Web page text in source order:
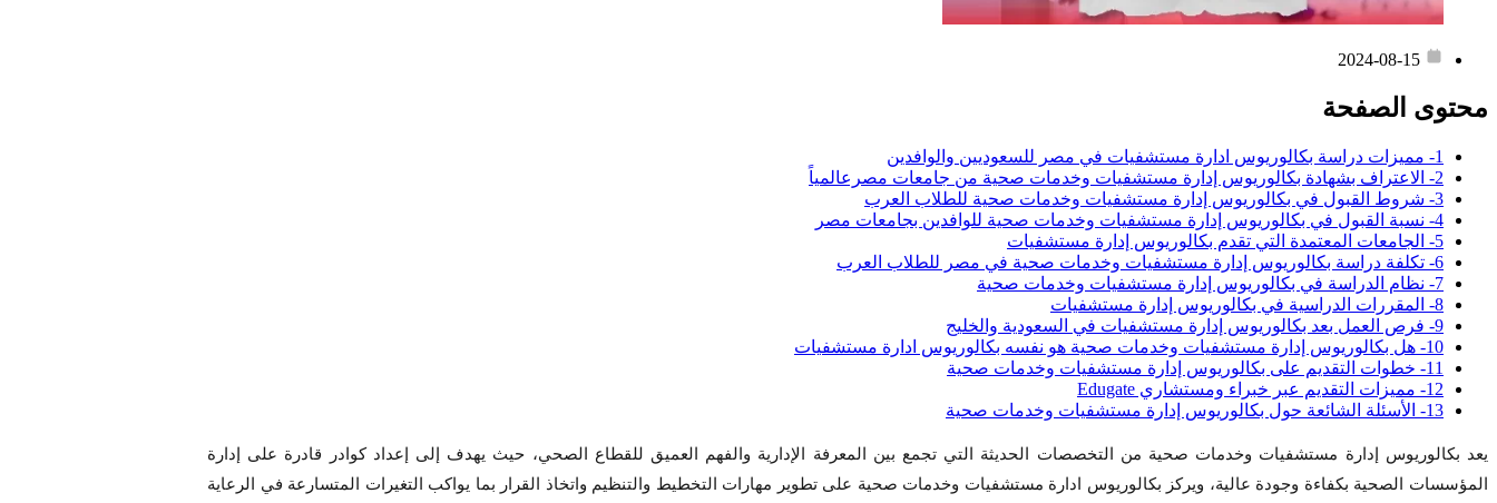
2024-08-15
محتوى الصفحة
1- مميزات دراسة بكالوريوس ادارة مستشفيات في مصر للسعوديين والوافدين
2- الاعتراف بشهادة بكالوريوس إدارة مستشفيات وخدمات صحية من جامعات مصرعالمياً
3- شروط القبول في بكالوريوس إدارة مستشفيات وخدمات صحية للطلاب العرب
4- نسبة القبول في بكالوريوس إدارة مستشفيات وخدمات صحية للوافدين بجامعات مصر
5- الجامعات المعتمدة التي تقدم بكالوريوس إدارة مستشفيات
6- تكلفة دراسة بكالوريوس إدارة مستشفيات وخدمات صحية في مصر للطلاب العرب
7- نظام الدراسة في بكالوريوس إدارة مستشفيات وخدمات صحية
8- المقررات الدراسية في بكالوريوس إدارة مستشفيات
9- فرص العمل بعد بكالوريوس إدارة مستشفيات في السعودية والخليج
10- هل بكالوريوس إدارة مستشفيات وخدمات صحية هو نفسه بكالوريوس ادارة مستشفيات
11- خطوات التقديم على بكالوريوس إدارة مستشفيات وخدمات صحية
12- مميزات التقديم عبر خبراء ومستشاري Edugate
13- الأسئلة الشائعة حول بكالوريوس إدارة مستشفيات وخدمات صحية
يعد بكالوريوس إدارة مستشفيات وخدمات صحية من التخصصات الحديثة التي تجمع بين المعرفة الإدارية والفهم العميق للقطاع الصحي، حيث يهدف إلى إعداد كوادر قادرة على إدارة
المؤسسات الصحية بكفاءة وجودة عالية، ويركز بكالوريوس ادارة مستشفيات وخدمات صحية على تطوير مهارات التخطيط والتنظيم واتخاذ القرار بما يواكب التغيرات المتسارعة في الرعاية